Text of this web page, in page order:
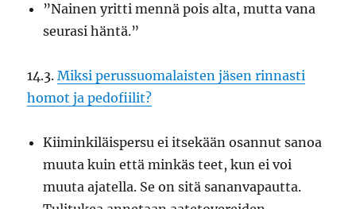
”Nainen yritti mennä pois alta, mutta vana
seurasi häntä.”
14.3.Miksi perussuomalaisten jäsen rinnasti
homot ja pedofiilit?
Kiiminkiläispersu ei itsekään osannut sanoa
muuta kuin että minkäs teet, kun ei voi
muuta ajatella. Se on sitä sananvapautta.